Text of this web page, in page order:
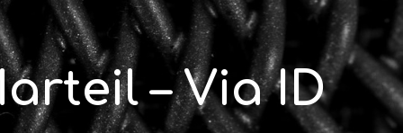
– Via ID